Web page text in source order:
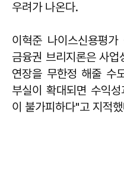
우려가 나온다.
이혁준 나이스신용평가
금융권 브리지론은 사업
연장을 무한정 해줄 수
부실이 확대되면 수익
이 불가피하다"고 지적